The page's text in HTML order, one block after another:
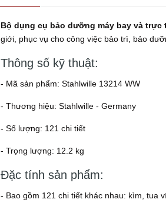
Bộ dụng cụ bảo dưỡng máy bay và trực
giới, phục vụ cho công việc bảo trì, bảo
Thông số kỹ thuật:
- Mã sản phẩm: Stahlwille 13214 WW
- Thương hiệu: Stahlwille - Germany
- Số lượng: 121 chi tiết
- Trọng lượng: 12.2 kg
Đặc tính sản phẩm:
- Bao gồm 121 chi tiết khác nhau: kìm, tua